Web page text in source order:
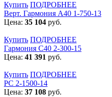
Купить ПОДРОБНЕЕ
Верт. Гармония А40 1-750-13
Цена: 35 104 руб.
Купить ПОДРОБНЕЕ
Гармония С40 2-300-15
Цена: 41 391 руб.
Купить ПОДРОБНЕЕ
РС 2-1500-14
Цена: 37 108 руб.